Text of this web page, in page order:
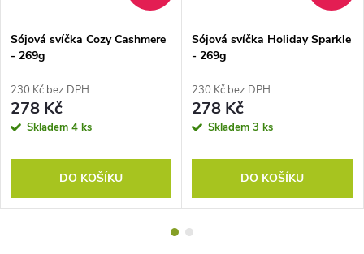
Sójová svíčka Cozy Cashmere
- 269g
230 Kč bez DPH
278 Kč
Skladem 4 ks
DO KOŠÍKU
Sójová svíčka Holiday Sparkle
- 269g
230 Kč bez DPH
278 Kč
Skladem 3 ks
DO KOŠÍKU